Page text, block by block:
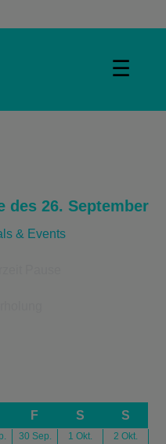
☰
des 26. September
& Events
F S S
30 Sep.
1 Okt.
2 Okt.